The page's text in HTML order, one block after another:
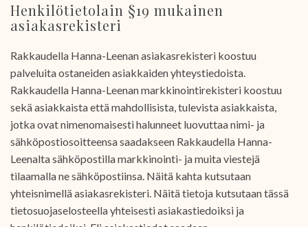
Henkilötietolain §19 mukainen
asiakasrekisteri
Rakkaudella Hanna-Leenan asiakasrekisteri koostuu
palveluita ostaneiden asiakkaiden yhteystiedoista.
Rakkaudella Hanna-Leenan markkinointirekisteri koostuu
sekä asiakkaista että mahdollisista, tulevista asiakkaista,
jotka ovat nimenomaisesti halunneet luovuttaa nimi- ja
sähköpostiosoitteensa saadakseen Rakkaudella Hanna-
Leenalta sähköpostilla markkinointi- ja muita viestejä
tilaamalla ne sähköpostiinsa. Näitä kahta kutsutaan
yhteisnimellä asiakasrekisteri. Näitä tietoja kutsutaan tässä
tietosuojaselosteella yhteisesti asiakastiedoiksi ja